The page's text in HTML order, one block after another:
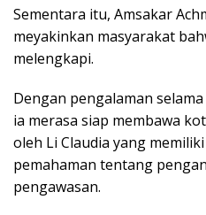
Sementara itu, Amsakar
meyakinkan masyarakat
melengkapi.
Dengan pengalaman
ia merasa siap membawa
oleh Li Claudia yang
pemahaman tentang
pengawasan.